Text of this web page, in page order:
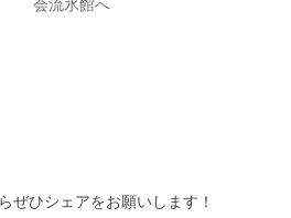
ぜひシェアをお願いします！